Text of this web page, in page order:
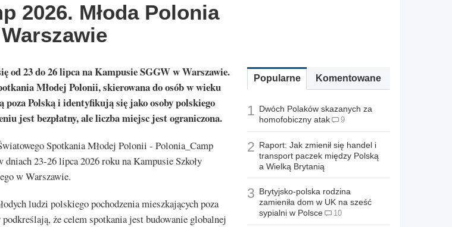
2026. Młoda Polonia
od 23 do 26 lipca na Kampusie SGGW w Warszawie.
Młodej Polonii, skierowana do osób w wieku
poza Polską i identyfikują się jako osoby polskiego
jest bezpłatny, ale liczba miejsc jest ograniczona.
Spotkania Młodej Polonii - Polonia_Camp
dniach 23-26 lipca 2026 roku na Kampusie Szkoły
w Warszawie.
ludzi polskiego pochodzenia mieszkających poza
że celem spotkania jest budowanie globalnej
Popularne Komentowane
1 Dwóch Polaków skazanych za
homofobiczny atak
9
2 Raport: Jak zmienił się handel i
transport paczek między Polską
a Wielką Brytanią
3 Brytyjsko-polska rodzina
zamieniła dom w UK na sześć
sypialni w Polsce
10